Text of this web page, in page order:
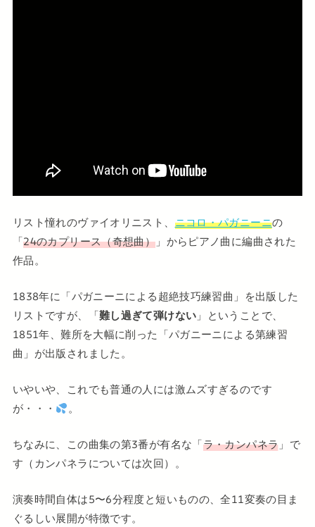
リスト憧れのヴァイオリニスト、 ニコロ・パガニーニの
「24のカプリース（奇想曲）」からピアノ曲に編曲された
作品。
1838年に「パガニーニによる超絶技巧練習曲」を出版した
リストですが、「難し過ぎて弾けない」ということで、
1851年、難所を大幅に削った「パガニーニによる第練習
曲」が出版されました。
いやいや、これでも普通の人には激ムズすぎるのです
が・・・
。
ちなみに、この曲集の第3番が有名な「ラ・カンパネラ」で
す（カンパネラについては次回）。
演奏時間自体は5〜6分程度と短いものの、全11変奏の目ま
ぐるしい展開が特徴です。